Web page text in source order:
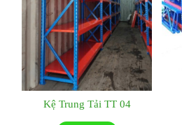
Kệ Trung Tải TT 04